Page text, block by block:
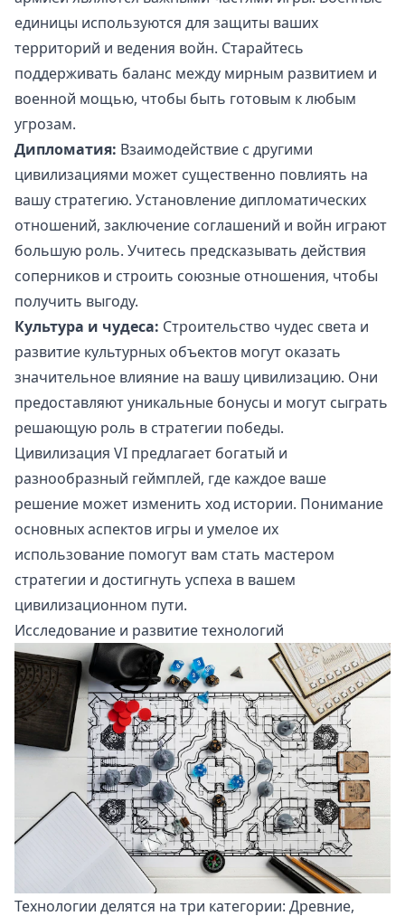
единицы используются для защиты ваших
территорий и ведения войн. Старайтесь
поддерживать баланс между мирным развитием и
военной мощью, чтобы быть готовым к любым
угрозам.
Дипломатия: Взаимодействие с другими
цивилизациями может существенно повлиять на
вашу стратегию. Установление дипломатических
отношений, заключение соглашений и войн играют
большую роль. Учитесь предсказывать действия
соперников и строить союзные отношения, чтобы
получить выгоду.
Культура и чудеса: Строительство чудес света и
развитие культурных объектов могут оказать
значительное влияние на вашу цивилизацию. Они
предоставляют уникальные бонусы и могут сыграть
решающую роль в стратегии победы.
Цивилизация VI предлагает богатый и
разнообразный геймплей, где каждое ваше
решение может изменить ход истории. Понимание
основных аспектов игры и умелое их
использование помогут вам стать мастером
стратегии и достигнуть успеха в вашем
цивилизационном пути.
Исследование и развитие технологий
Технологии делятся на три категории: Древние,